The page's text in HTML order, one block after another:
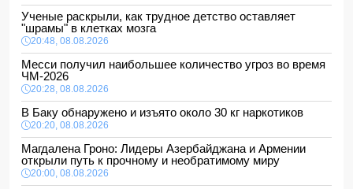
Ученые раскрыли, как трудное детство оставляет
"шрамы" в клетках мозга
20:48, 08.08.2026
Месси получил наибольшее количество угроз во время
ЧМ-2026
20:28, 08.08.2026
В Баку обнаружено и изъято около 30 кг наркотиков
20:20, 08.08.2026
Магдалена Гроно: Лидеры Азербайджана и Армении
открыли путь к прочному и необратимому миру
20:00, 08.08.2026